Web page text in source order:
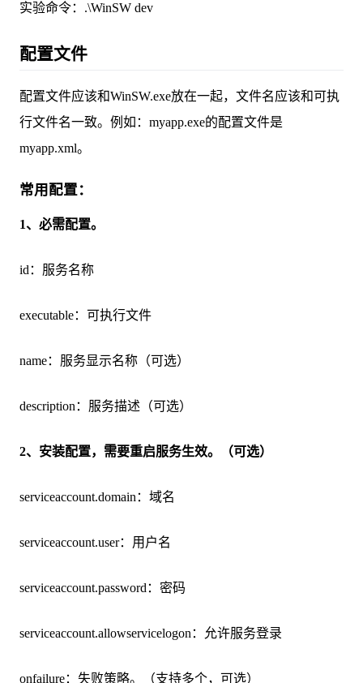
实验命令：.\WinSW dev
配置文件
配置文件应该和WinSW.exe放在一起，文件名应该和可执
行文件名一致。例如：myapp.exe的配置文件是
myapp.xml。
常用配置：
1、必需配置。
id：服务名称
executable：可执行文件
name：服务显示名称（可选）
description：服务描述（可选）
2、安装配置，需要重启服务生效。（可选）
serviceaccount.domain：域名
serviceaccount.user：用户名
serviceaccount.password：密码
serviceaccount.allowservicelogon：允许服务登录
onfailure：失败策略。（支持多个，可选）